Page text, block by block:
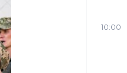
10:00